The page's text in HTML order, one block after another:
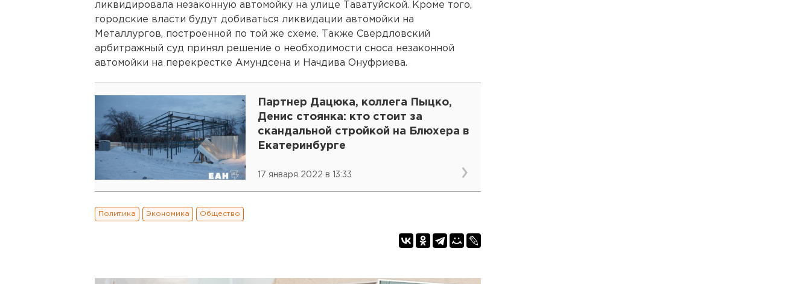
ликвидировала незаконную автомойку на улице Таватуйской. Кроме того,
городские власти будут добиваться ликвидации автомойки на
Металлургов, построенной по той же схеме. Также Свердловский
арбитражный суд принял решение о необходимости сноса незаконной
автомойки на перекрестке Амундсена и Начдива Онуфриева.
Партнер Дацюка, коллега Пыцко,
Денис стоянка: кто стоит за
скандальной стройкой на Блюхера в
Екатеринбурге
17 января 2022 в 13:33
Политика Экономика Общество